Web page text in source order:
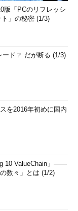
版「PCのリフレッシ
」の秘密 (1/3)
ード？ だが断る (1/3)
を2016年初めに国内
10 ValueChain」――
数々」とは (1/2)